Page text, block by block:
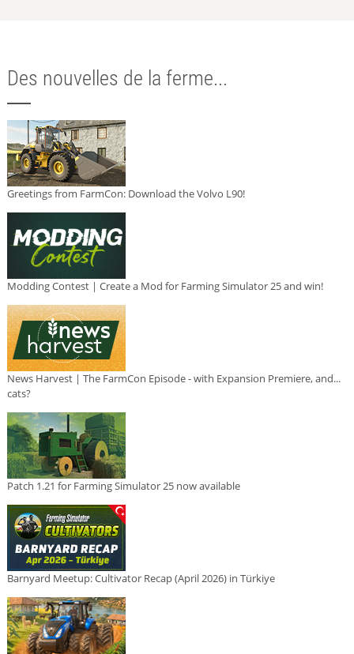
Des nouvelles de la ferme...
Greetings from FarmCon: Download the Volvo L90!
Modding Contest | Create a Mod for Farming Simulator 25 and win!
News Harvest | The FarmCon Episode - with Expansion Premiere, and...
cats?
Patch 1.21 for Farming Simulator 25 now available
Barnyard Meetup: Cultivator Recap (April 2026) in Türkiye